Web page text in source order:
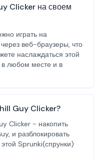
Clicker на своем
играть на
веб-браузеры, что
наслаждаться этой
в любом месте и в
Guy Clicker?
Clicker - накопить
и разблокировать
Sprunki(спрунки)